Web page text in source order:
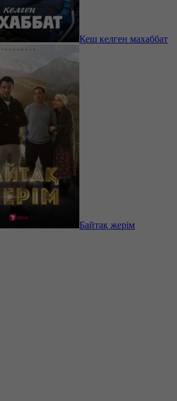
Кеш келген махаббат
Байтақ жерім